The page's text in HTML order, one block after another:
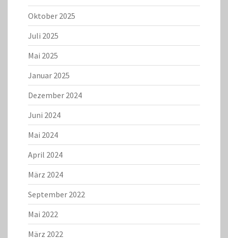
Oktober 2025
Juli 2025
Mai 2025
Januar 2025
Dezember 2024
Juni 2024
Mai 2024
April 2024
März 2024
September 2022
Mai 2022
März 2022